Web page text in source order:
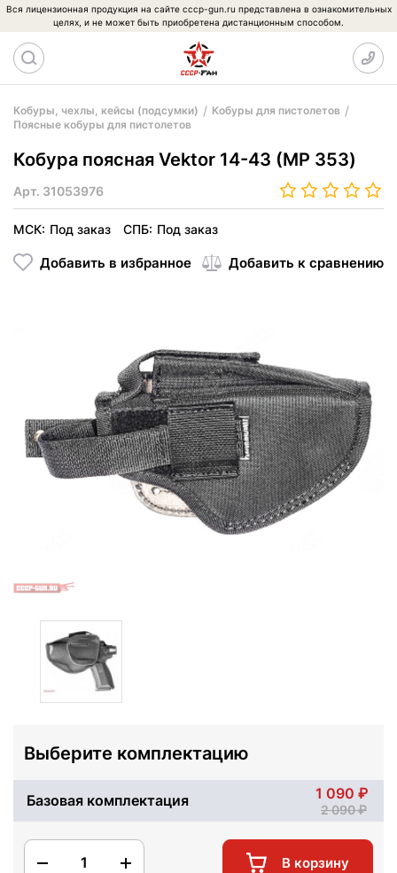
Вся лицензионная продукция на сайте cccp-gun.ru представлена в ознакомительных
целях, и не может быть приобретена дистанционным способом.
Кобуры, чехлы, кейсы (подсумки)
Кобуры для пистолетов
Поясные кобуры для пистолетов
Кобура поясная Vektor 14-43 (МР 353)
Арт. 31053976
МСК: Под заказ СПБ: Под заказ
Добавить в избранное Добавить к сравнению
Выберите комплектацию
Базовая комплектация 1 090
2 090
1 В корзину